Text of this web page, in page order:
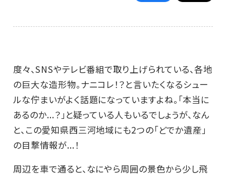
度々、SNSやテレビ番組で取り上げられている、各地
の巨大な造形物。ナニコレ！？と言いたくなるシュー
ルな佇まいがよく話題になっていますよね。「本当に
あるのか...？」と疑っている人もいるでしょうが、なん
と、この愛知県西三河地域にも2つの「どでか遺産」
の目撃情報が...！
周辺を車で通ると、なにやら周囲の景色から少し飛